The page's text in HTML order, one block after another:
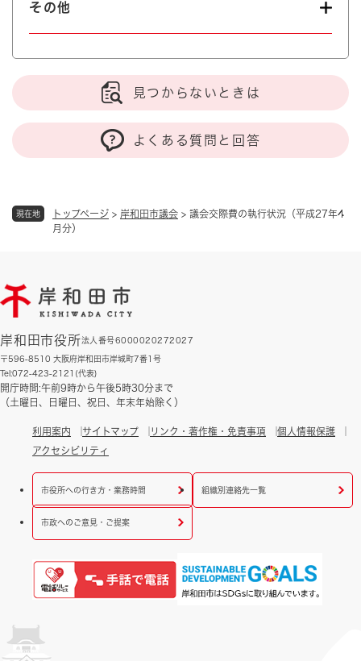
現在地 トップページ > 岸和田市議会 > 議会交際費の執行状況（平成27年4
月分）
その他
見つからないときは
よくある質問と回答
岸和田市役所法人番号6000020272027
〒596-8510 大阪府岸和田市岸城町7番1号
Tel:072-423-2121(代表)
開庁時間:午前9時から午後5時30分まで
（土曜日、日曜日、祝日、年末年始除く）
利用案内 サイトマップ リンク・著作権・免責事項
個人情報保護
アクセシビリティ
市役所への行き方・業務時間 組織別連絡先一覧
市政へのご意見・ご提案